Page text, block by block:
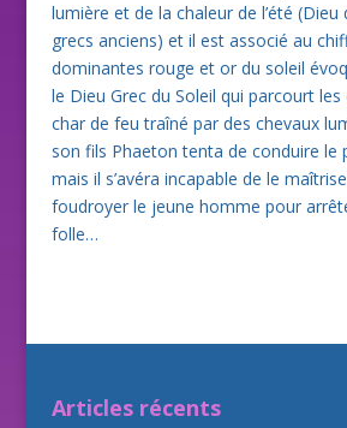
lumière et de la chaleur de l’été (Dieu
grecs anciens) et il est associé au
dominantes rouge et or du soleil
le Dieu Grec du Soleil qui parcourt les
char de feu traîné par des chevaux
son fils Phaeton tenta de conduire le
mais il s’avéra incapable de le
foudroyer le jeune homme pour
folle…
Articles récents